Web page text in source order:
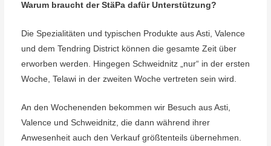
Warum braucht der StäPa dafür Unterstützung?
Die Spezialitäten und typischen Produkte aus Asti, Valence
und dem Tendring District können die gesamte Zeit über
erworben werden. Hingegen Schweidnitz „nur“ in der ersten
Woche, Telawi in der zweiten Woche vertreten sein wird.
An den Wochenenden bekommen wir Besuch aus Asti,
Valence und Schweidnitz, die dann während ihrer
Anwesenheit auch den Verkauf größtenteils übernehmen.